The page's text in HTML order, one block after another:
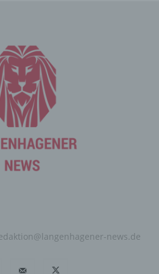
news.de
den Logfiles des Servers
können die (1) verwendeten
(2) das vom zugreifenden
(3) die
ein zugreifendes System auf
(sogenannte Referrer), (4)
angesteuert werden,
eines Zugriffs auf die
Protokoll-Adresse (IP-